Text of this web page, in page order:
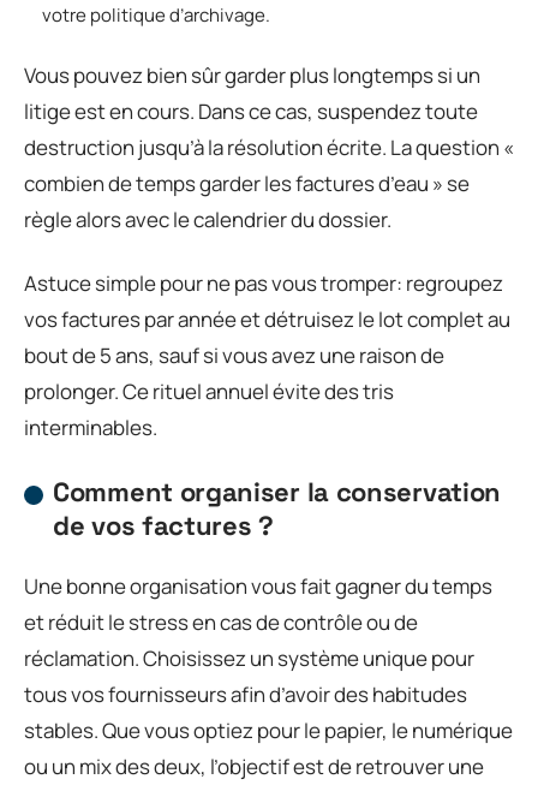
votre politique d’archivage.
Vous pouvez bien sûr garder plus longtemps si un
litige est en cours. Dans ce cas, suspendez toute
destruction jusqu’à la résolution écrite. La question «
combien de temps garder les factures d’eau » se
règle alors avec le calendrier du dossier.
Astuce simple pour ne pas vous tromper: regroupez
vos factures par année et détruisez le lot complet au
bout de 5 ans, sauf si vous avez une raison de
prolonger. Ce rituel annuel évite des tris
interminables.
Comment organiser la conservation
de vos factures ?
Une bonne organisation vous fait gagner du temps
et réduit le stress en cas de contrôle ou de
réclamation. Choisissez un système unique pour
tous vos fournisseurs afin d’avoir des habitudes
stables. Que vous optiez pour le papier, le numérique
ou un mix des deux, l’objectif est de retrouver une